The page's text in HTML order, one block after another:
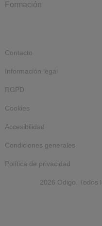
Formación
2026 Odigo. Todos
Contacto
Información legal
RGPD
Cookies
Accesibilidad
Condiciones generales
Política de privacidad